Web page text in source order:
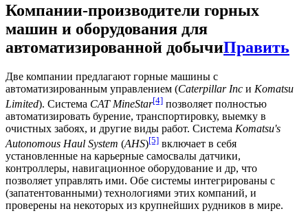
Компании-производители горных
машин и оборудования для
автоматизированной добычиПравить
Две компании предлагают горные машины с
автоматизированным управлением (Caterpillar Inc и Komatsu
Limited). Система CAT MineStar[4] позволяет полностью
автоматизировать бурение, транспортировку, выемку в
очистных забоях, и другие виды работ. Система Komatsu's
Autonomous Haul System (AHS)[5] включает в себя
установленные на карьерные самосвалы датчики,
контроллеры, навигационное оборудование и др, что
позволяет управлять ими. Обе системы интегрированы с
(запатентованными) технологиями этих компаний, и
проверены на некоторых из крупнейших рудников в мире.